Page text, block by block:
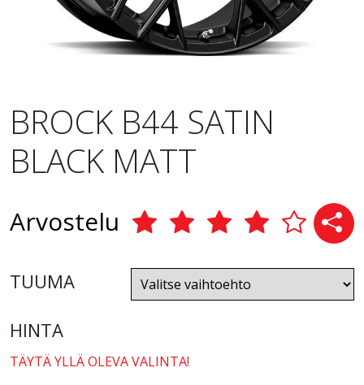
BROCK B44 SATIN
BLACK MATT
Arvostelu
TUUMA
HINTA
TÄYTÄ YLLÄ OLEVA VALINTA!